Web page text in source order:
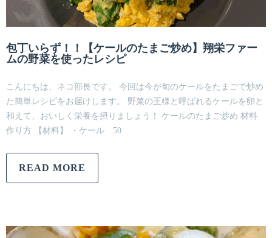
包丁いらず！！【ケールのたまご炒め】翔栄ファー
ムの野菜を使ったレシピ
こんにちは、ネコ部長です。 今回は今が旬のケールをたまごで炒め
た簡単レシピをお届けします。 野菜の王様と呼ばれるケールを卵と
和えて、おいしく栄養を摂りましょう！ ケールのたまご炒め 材料
作り方 【材料】 ・ケール 50
READ MORE